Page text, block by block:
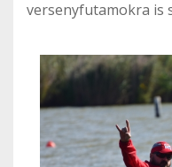
versenyfutamokra is